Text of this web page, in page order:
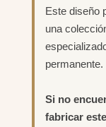
Este diseño
una
permanente.
Si no
fabricar